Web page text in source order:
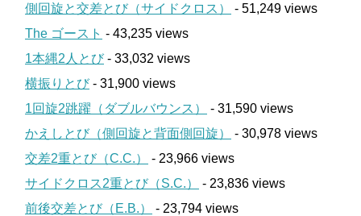
側回旋と交差とび（サイドクロス）
- 51,249 views
The ゴースト - 43,235 views
1本縄2人とび- 33,032 views
横振りとび- 31,900 views
1回旋2跳躍（ダブルバウンス）
- 31,590 views
かえしとび（側回旋と背面側回旋）
- 30,978 views
交差2重とび（C.C.）
- 23,966 views
サイドクロス2重とび（S.C.）
- 23,836 views
前後交差とび（E.B.）
- 23,794 views